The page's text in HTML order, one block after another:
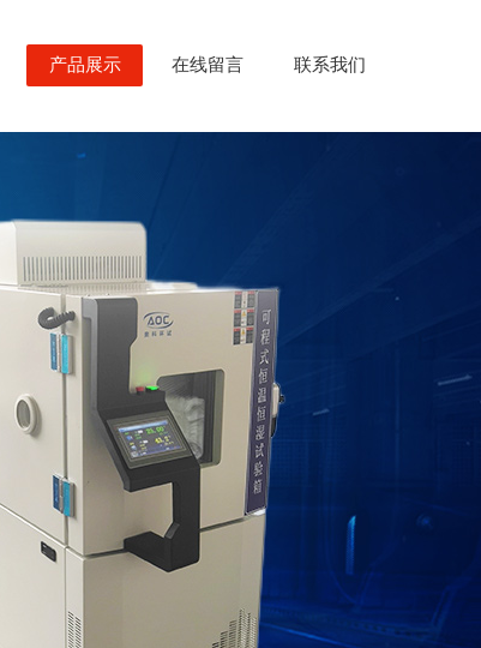
产品展示 在线留言 联系我们